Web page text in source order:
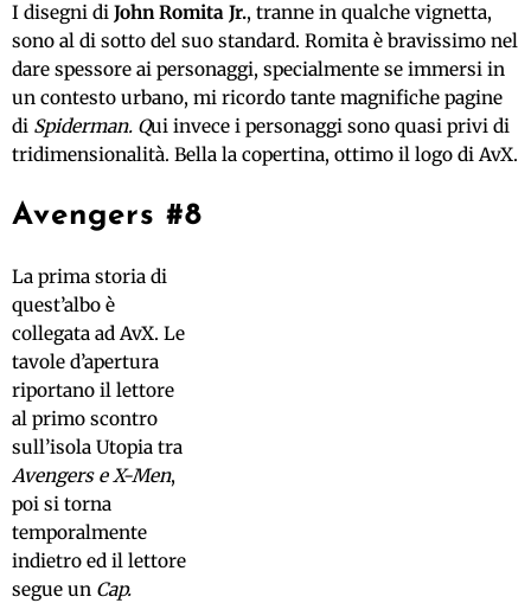
I disegni di John Romita Jr., tranne in qualche vignetta,
sono al di sotto del suo standard. Romita è bravissimo nel
dare spessore ai personaggi, specialmente se immersi in
un contesto urbano, mi ricordo tante magnifiche pagine
di Spiderman. Qui invece i personaggi sono quasi privi di
tridimensionalità. Bella la copertina, ottimo il logo di AvX.
Avengers #8
La prima storia di
quest’albo è
collegata ad AvX. Le
tavole d’apertura
riportano il lettore
al primo scontro
sull’isola Utopia tra
Avengers e X-Men,
poi si torna
temporalmente
indietro ed il lettore
segue un Cap.